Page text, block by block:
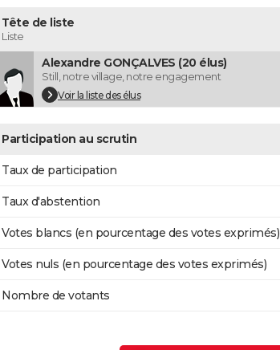
Tête de liste
Liste
Alexandre GONÇALVES (20 élus)
Still, notre village, notre engagement
Voir la liste des élus
Participation au scrutin
Taux de participation
Taux d'abstention
Votes blancs (en pourcentage des votes exprimés)
Votes nuls (en pourcentage des votes exprimés)
Nombre de votants